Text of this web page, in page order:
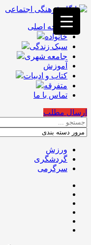
فصد
خون
غرب
تهران
خشکشویی
تصفیه
جرثقیل
برقی
طراحی
vip
امداد
باتری
صفحه اصلی
خانواده
سبک زندگی
جامعه شهری
آموزش
کتاب و ادبیات
متفرقه
تماس با ما
ارسال مطلب
ورزش
گردشگری
سرگرمی